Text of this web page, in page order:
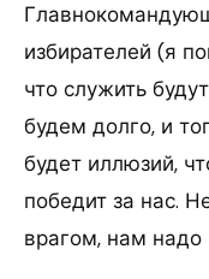
избирателей (я
что служить
будем долго, и
будет иллюзий,
победит за нас.
врагом, нам надо